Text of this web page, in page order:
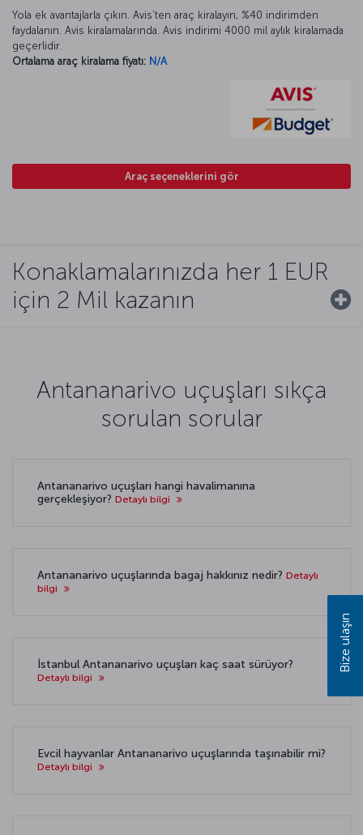
Yola ek avantajlarla çıkın. Avis’ten araç kiralayın, %40 indirimden
faydalanın. Avis kiralamalarında. Avis indirimi 4000 mil aylık kiralamada
geçerlidir.
Ortalama araç kiralama fiyatı: N/A
Araç seçeneklerini gör
Konaklamalarınızda her 1 EUR
için 2 Mil kazanın
Antananarivo uçuşları sıkça
sorulan sorular
Antananarivo uçuşları hangi havalimanına
gerçekleşiyor? Detaylı bilgi
Antananarivo uçuşlarında bagaj hakkınız nedir? Detaylı
bilgi
İstanbul Antananarivo uçuşları kaç saat sürüyor?
Detaylı bilgi
Evcil hayvanlar Antananarivo uçuşlarında taşınabilir mi?
Detaylı bilgi
Bize ulaşın